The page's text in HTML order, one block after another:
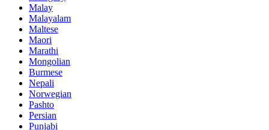
Malay
Malayalam
Maltese
Maori
Marathi
Mongolian
Burmese
Nepali
Norwegian
Pashto
Persian
Punjabi